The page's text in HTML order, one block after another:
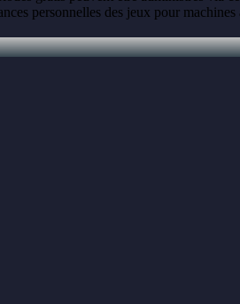
personnelles des jeux pour